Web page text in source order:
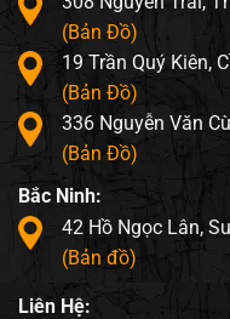
(Bản Đồ)
19 Trần Quý Kiên,
(Bản Đồ)
336 Nguyễn Văn
(Bản Đồ)
Bắc Ninh:
42 Hồ Ngọc Lân,
(Bản đồ)
Liên Hệ: